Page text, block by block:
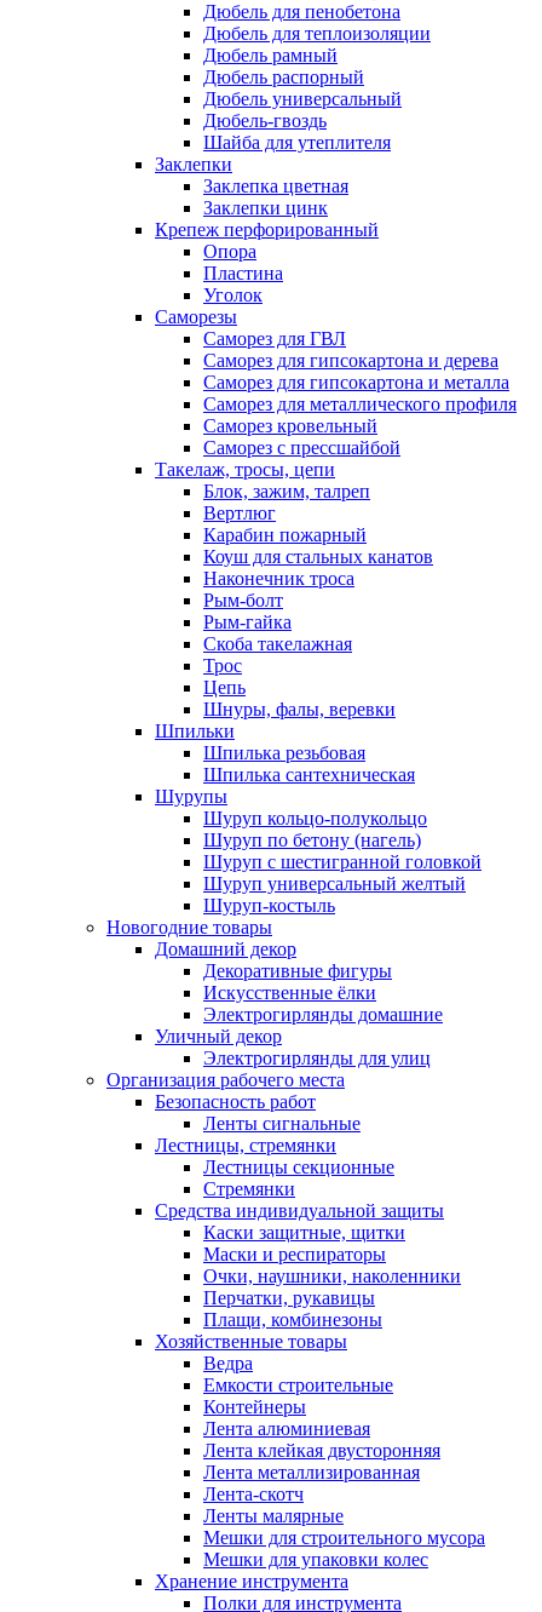
Дюбель для пенобетона
Дюбель для теплоизоляции
Дюбель рамный
Дюбель распорный
Дюбель универсальный
Дюбель-гвоздь
Шайба для утеплителя
Заклепки
Заклепка цветная
Заклепки цинк
Крепеж перфорированный
Опора
Пластина
Уголок
Саморезы
Саморез для ГВЛ
Саморез для гипсокартона и дерева
Саморез для гипсокартона и металла
Саморез для металлического профиля
Саморез кровельный
Саморез с прессшайбой
Такелаж, тросы, цепи
Блок, зажим, талреп
Вертлюг
Карабин пожарный
Коуш для стальных канатов
Наконечник троса
Рым-болт
Рым-гайка
Скоба такелажная
Трос
Цепь
Шнуры, фалы, веревки
Шпильки
Шпилька резьбовая
Шпилька сантехническая
Шурупы
Шуруп кольцо-полукольцо
Шуруп по бетону (нагель)
Шуруп с шестигранной головкой
Шуруп универсальный желтый
Шуруп-костыль
Новогодние товары
Домашний декор
Декоративные фигуры
Искусственные ёлки
Электрогирлянды домашние
Уличный декор
Электрогирлянды для улиц
Организация рабочего места
Безопасность работ
Ленты сигнальные
Лестницы, стремянки
Лестницы секционные
Стремянки
Средства индивидуальной защиты
Каски защитные, щитки
Маски и респираторы
Очки, наушники, наколенники
Перчатки, рукавицы
Плащи, комбинезоны
Хозяйственные товары
Ведра
Емкости строительные
Контейнеры
Лента алюминиевая
Лента клейкая двусторонняя
Лента металлизированная
Лента-скотч
Ленты малярные
Мешки для строительного мусора
Мешки для упаковки колес
Хранение инструмента
Полки для инструмента